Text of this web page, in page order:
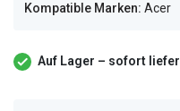
Kompatible Marken: Acer
Auf Lager – sofort